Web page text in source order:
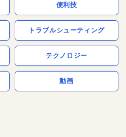
便利技
トラブルシューティング
テクノロジー
動画